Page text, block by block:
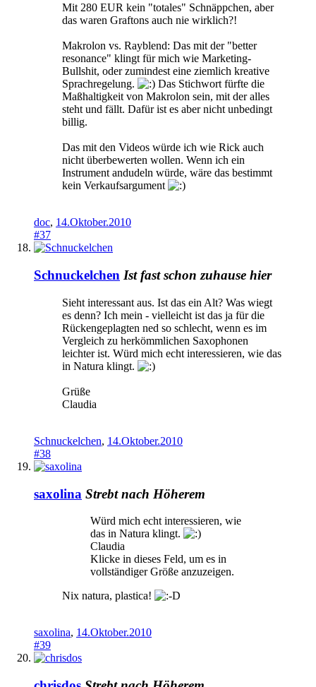
Mit 280 EUR kein "totales" Schnäppchen, aber
das waren Graftons auch nie wirklich?!
Makrolon vs. Rayblend: Das mit der "better
resonance" klingt für mich wie Marketing-
Bullshit, oder zumindest eine ziemlich kreative
Sprachregelung.
Das Stichwort fürfte die
Maßhaltigkeit von Makrolon sein, mit der alles
steht und fällt. Dafür ist es aber nicht unbedingt
billig.
Das mit den Videos würde ich wie Rick auch
nicht überbewerten wollen. Wenn ich ein
Instrument andudeln würde, wäre das bestimmt
kein Verkaufsargument
doc, 14.Oktober.2010
#37
Schnuckelchen Ist fast schon zuhause hier
Sieht interessant aus. Ist das ein Alt? Was wiegt
es denn? Ich mein - vielleicht ist das ja für die
Rückengeplagten ned so schlecht, wenn es im
Vergleich zu herkömmlichen Saxophonen
leichter ist. Würd mich echt interessieren, wie das
in Natura klingt.
Grüße
Claudia
Schnuckelchen, 14.Oktober.2010
#38
saxolina Strebt nach Höherem
Würd mich echt interessieren, wie
das in Natura klingt.
Claudia
Klicke in dieses Feld, um es in
vollständiger Größe anzuzeigen.
Nix natura, plastica!
saxolina, 14.Oktober.2010
#39